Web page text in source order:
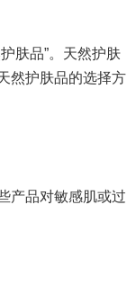
肤品”。天然护肤
然护肤品的选择方
产品对敏感肌或过